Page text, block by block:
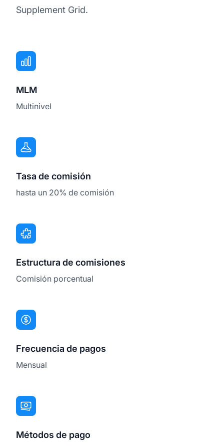
Supplement Grid.
MLM
Multinivel
Tasa de comisión
hasta un 20% de comisión
Estructura de comisiones
Comisión porcentual
Frecuencia de pagos
Mensual
Métodos de pago